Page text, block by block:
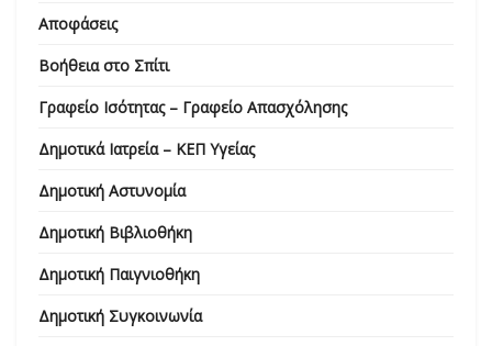
Αποφάσεις
Βοήθεια στο Σπίτι
Γραφείο Ισότητας – Γραφείο Απασχόλησης
Δημοτικά Ιατρεία – ΚΕΠ Υγείας
Δημοτική Αστυνομία
Δημοτική Βιβλιοθήκη
Δημοτική Παιγνιοθήκη
Δημοτική Συγκοινωνία